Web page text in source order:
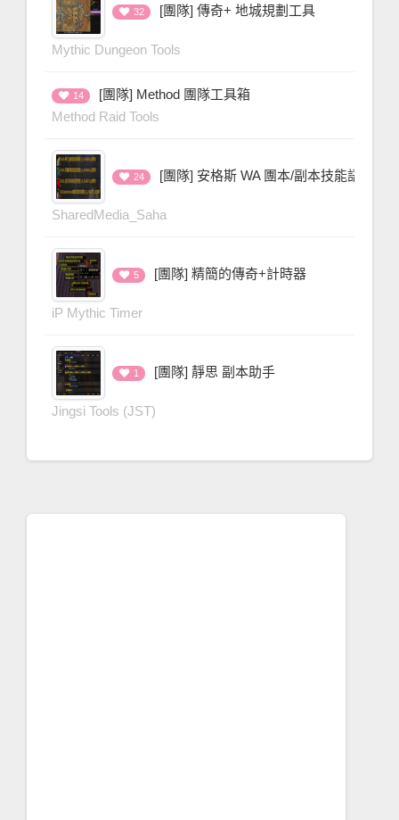
32 [團隊] 傳奇+ 地城規劃工具
Mythic Dungeon Tools
14
[團隊] Method 團隊工具箱
Method Raid Tools
24 [團隊] 安格斯 WA 團本/副本技能語音
SharedMedia_Saha
5 [團隊] 精簡的傳奇+計時器
iP Mythic Timer
1 [團隊] 靜思 副本助手
Jingsi Tools (JST)